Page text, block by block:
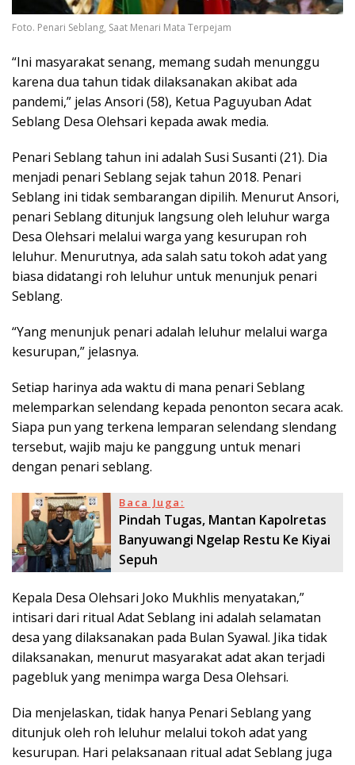
Foto. Penari Seblang, Saat Menari Mata Terpejam
“Ini masyarakat senang, memang sudah menunggu
karena dua tahun tidak dilaksanakan akibat ada
pandemi,” jelas Ansori (58), Ketua Paguyuban Adat
Seblang Desa Olehsari kepada awak media.
Penari Seblang tahun ini adalah Susi Susanti (21). Dia
menjadi penari Seblang sejak tahun 2018. Penari
Seblang ini tidak sembarangan dipilih. Menurut Ansori,
penari Seblang ditunjuk langsung oleh leluhur warga
Desa Olehsari melalui warga yang kesurupan roh
leluhur. Menurutnya, ada salah satu tokoh adat yang
biasa didatangi roh leluhur untuk menunjuk penari
Seblang.
“Yang menunjuk penari adalah leluhur melalui warga
kesurupan,” jelasnya.
Setiap harinya ada waktu di mana penari Seblang
melemparkan selendang kepada penonton secara acak.
Siapa pun yang terkena lemparan selendang slendang
tersebut, wajib maju ke panggung untuk menari
dengan penari seblang.
Baca Juga:
Pindah Tugas, Mantan Kapolretas
Banyuwangi Ngelap Restu Ke Kiyai
Sepuh
Kepala Desa Olehsari Joko Mukhlis menyatakan,”
intisari dari ritual Adat Seblang ini adalah selamatan
desa yang dilaksanakan pada Bulan Syawal. Jika tidak
dilaksanakan, menurut masyarakat adat akan terjadi
pagebluk yang menimpa warga Desa Olehsari.
Dia menjelaskan, tidak hanya Penari Seblang yang
ditunjuk oleh roh leluhur melalui tokoh adat yang
kesurupan. Hari pelaksanaan ritual adat Seblang juga